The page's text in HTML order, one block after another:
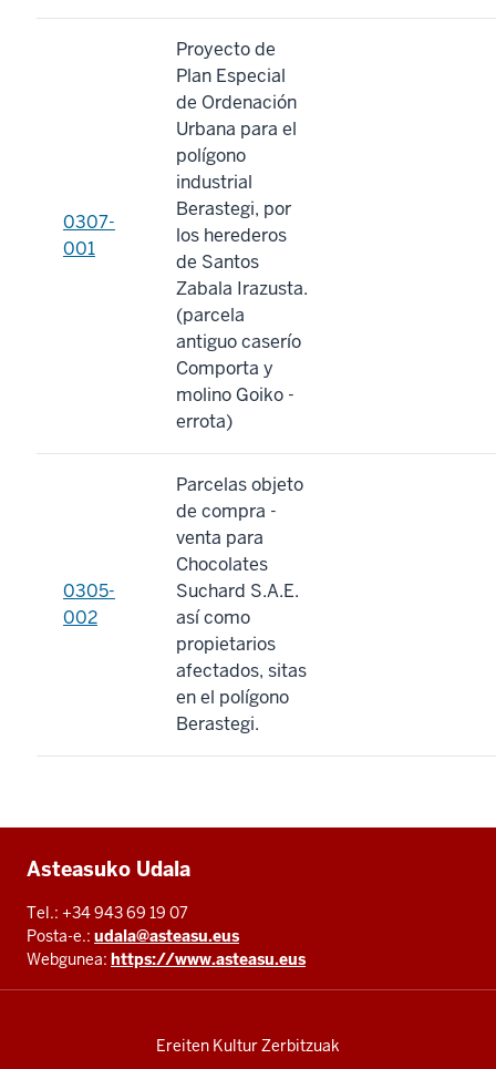
0307-
001
Proyecto de
Plan Especial
de Ordenación
Urbana para el
polígono
industrial
Berastegi, por
los herederos
de Santos
Zabala Irazusta.
(parcela
antiguo caserío
Comporta y
molino Goiko -
errota)
0305-
002
Parcelas objeto
de compra -
venta para
Chocolates
Suchard S.A.E.
así como
propietarios
afectados, sitas
en el polígono
Berastegi.
resources
Asteasuko Udala
Tel.: +34 943 69 19 07
Posta-e.: udala@asteasu.eus
Webgunea: https://www.asteasu.eus
Ereiten Kultur Zerbitzuak